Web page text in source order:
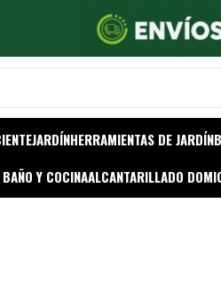
JARDÍNHERRAMIENTAS DE JARDÍN
BAÑO Y COCINAALCANTARILLADO